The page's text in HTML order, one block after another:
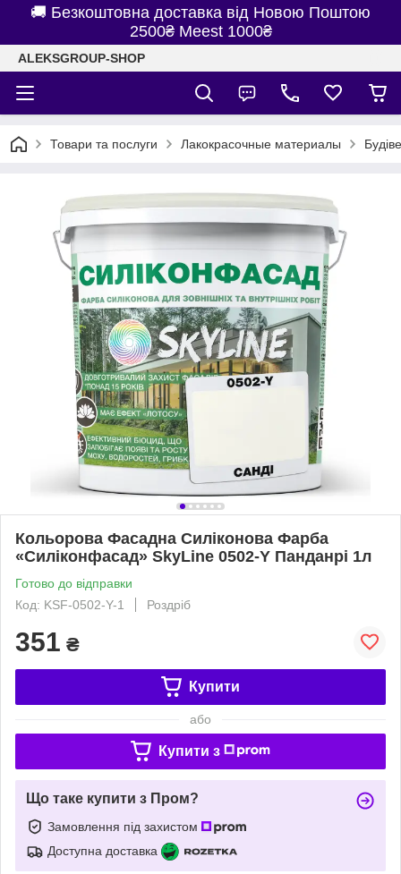
🚚 Безкоштовна доставка від Новою Поштою
2500₴ Meest 1000₴
ALEKSGROUP-SHOP
Товари та послуги Лакокрасочные материалы
Кольорова Фасадна Силіконова Фарба
«Силіконфасад» SkyLine 0502-Y Панданрі 1л
Готово до відправки
Код: KSF-0502-Y-1
Роздріб
351 ₴
Купити
або
Купити з
Що таке купити з Пром?
Замовлення під захистом
Доступна доставка